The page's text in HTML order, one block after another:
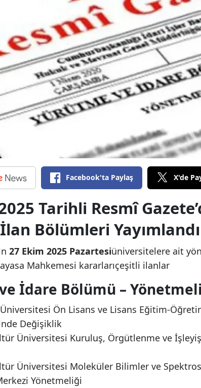
Facebook'ta Paylaş X'de
Tarihli Resmî
Bölümleri Yayımlandı
27 Ekim 2025 Pazartesiüniversitelere ait
Mahkemesi kararlarıçeşitli ilanlar
İdare Bölümü –
Ön Lisans ve Lisans Eğitim-
Değişiklik
Üniversitesi Kuruluş, Örgütlenme ve
Üniversitesi Moleküler Bilimler ve
Yönetmeliği